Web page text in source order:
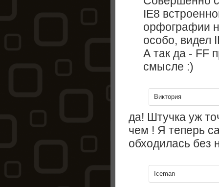
IE8
орфографии
особо, видел
А так да - FF
смысле :)
Виктория
да! Штучка уж
чем ! Я теперь
обходилась без
Iceman